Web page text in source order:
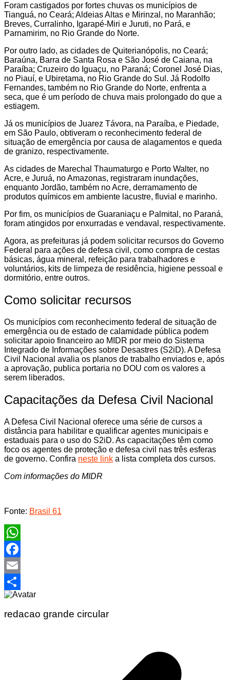
Foram castigados por fortes chuvas os municípios de
Tianguá, no Ceará; Aldeias Altas e Mirinzal, no Maranhão;
Breves, Curralinho, Igarapé-Miri e Juruti, no Pará, e
Parnamirim, no Rio Grande do Norte.
Por outro lado, as cidades de Quiterianópolis, no Ceará;
Baraúna, Barra de Santa Rosa e São José de Caiana, na
Paraíba; Cruzeiro do Iguaçu, no Paraná; Coronel José Dias,
no Piauí, e Ubiretama, no Rio Grande do Sul. Já Rodolfo
Fernandes, também no Rio Grande do Norte, enfrenta a
seca, que é um período de chuva mais prolongado do que a
estiagem.
Já os municípios de Juarez Távora, na Paraíba, e Piedade,
em São Paulo, obtiveram o reconhecimento federal de
situação de emergência por causa de alagamentos e queda
de granizo, respectivamente.
As cidades de Marechal Thaumaturgo e Porto Walter, no
Acre, e Juruá, no Amazonas, registraram inundações,
enquanto Jordão, também no Acre, derramamento de
produtos químicos em ambiente lacustre, fluvial e marinho.
Por fim, os municípios de Guaraniaçu e Palmital, no Paraná,
foram atingidos por enxurradas e vendaval, respectivamente.
Agora, as prefeituras já podem solicitar recursos do Governo
Federal para ações de defesa civil, como compra de cestas
básicas, água mineral, refeição para trabalhadores e
voluntários, kits de limpeza de residência, higiene pessoal e
dormitório, entre outros.
Como solicitar recursos
Os municípios com reconhecimento federal de situação de
emergência ou de estado de calamidade pública podem
solicitar apoio financeiro ao MIDR por meio do Sistema
Integrado de Informações sobre Desastres (S2iD). A Defesa
Civil Nacional avalia os planos de trabalho enviados e, após
a aprovação, publica portaria no DOU com os valores a
serem liberados.
Capacitações da Defesa Civil Nacional
A Defesa Civil Nacional oferece uma série de cursos a
distância para habilitar e qualificar agentes municipais e
estaduais para o uso do S2iD. As capacitações têm como
foco os agentes de proteção e defesa civil nas três esferas
de governo. Confira neste link a lista completa dos cursos.
Com informações do MIDR
Fonte: Brasil 61
WhatsApp
Facebook
Email
Share
redacao grande circular